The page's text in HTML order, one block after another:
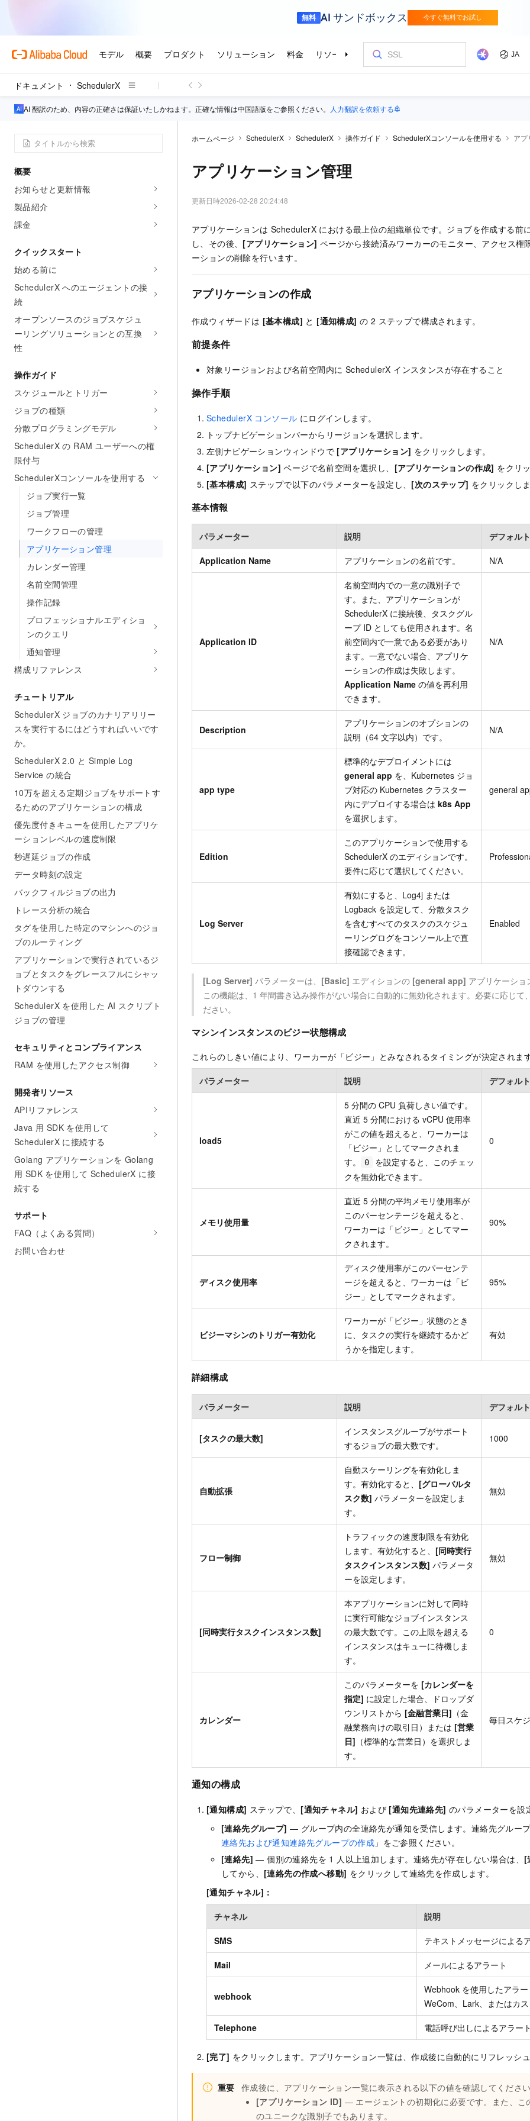
ドキュメント SchedulerX
AI 翻訳のため、内容の正確さは保証いたしかねます。正確な情報は中国語版をご参照ください。 人力翻訳を依頼する
概要
お知らせと更新情報
製品紹介
課金
クイックスタート
始める前に
SchedulerX へのエージェントの接
続
オープンソースのジョブスケジュ
ーリングソリューションとの互換
性
操作ガイド
スケジュールとトリガー
ジョブの種類
分散プログラミングモデル
SchedulerX の RAM ユーザーへの権
限付与
SchedulerXコンソールを使用する
ジョブ実行一覧
ジョブ管理
ワークフローの管理
アプリケーション管理
カレンダー管理
名前空間管理
操作記録
プロフェッショナルエディショ
ンのクエリ
通知管理
構成リファレンス
チュートリアル
SchedulerX ジョブのカナリアリリー
スを実行するにはどうすればいいです
か。
SchedulerX 2.0 と Simple Log
Service の統合
10万を超える定期ジョブをサポートす
るためのアプリケーションの構成
優先度付きキューを使用したアプリケ
ーションレベルの速度制限
秒遅延ジョブの作成
データ時刻の設定
バックフィルジョブの出力
トレース分析の統合
タグを使用した特定のマシンへのジョ
ブのルーティング
アプリケーションで実行されているジ
ョブとタスクをグレースフルにシャッ
トダウンする
SchedulerX を使用した AI スクリプト
ジョブの管理
セキュリティとコンプライアンス
RAM を使用したアクセス制御
開発者リソース
APIリファレンス
Java 用 SDK を使用して
SchedulerX に接続する
Golang アプリケーションを Golang
用 SDK を使用して SchedulerX に接
続する
サポート
FAQ（よくある質問）
お問い合わせ
ホームページ SchedulerX SchedulerX 操作ガイド SchedulerXコンソールを使用する アプ
アプリケーション管理
更新日時2026-02-28 20:24:48
アプリケーションは SchedulerX における最上位の組織単位です。ジョブを作成する前
し、その後、 [アプリケーション] ページから接続済みワーカーのモニター、アクセス権
ーションの削除を行います。
アプリケーションの作成
作成ウィザードは [基本構成] と [通知構成] の 2 ステップで構成されます。
前提条件
対象リージョンおよび名前空間内に SchedulerX インスタンスが存在すること
操作手順
SchedulerX コンソール にログインします。
トップナビゲーションバーからリージョンを選択します。
左側ナビゲーションウィンドウで [アプリケーション] をクリックします。
[アプリケーション] ページで名前空間を選択し、 [アプリケーションの作成] をクリ
[基本構成] ステップで以下のパラメーターを設定し、 [次のステップ] をクリックし
基本情報
パラメーター 説明 デフォルト
Application Name アプリケーションの名前です。 N/A
Application ID
名前空間内での一意の識別子で
す。また、アプリケーションが
SchedulerX に接続後、タスクグル
ープ ID としても使用されます。名
前空間内で一意である必要があり
ます。一意でない場合、アプリケ
ーションの作成は失敗します。
Application Name の値を再利用
できます。
N/A
Description
アプリケーションのオプションの
説明（64 文字以内）です。
N/A
app type
標準的なデプロイメントには
general app を、Kubernetes ジョ
ブ対応の Kubernetes クラスター
内にデプロイする場合は k8s App
を選択します。
general
Edition
このアプリケーションで使用する
SchedulerX のエディションです。
要件に応じて選択してください。
Log Server
有効にすると、Log4j または
Logback を設定して、分散タスク
を含むすべてのタスクのスケジュ
ーリングログをコンソール上で直
接確認できます。
Enabled
[Log Server] パラメーターは、 [Basic] エディションの [general app] アプリケーシ
この機能は、1 年間書き込み操作がない場合に自動的に無効化されます。必要に応じて
ださい。
マシンインスタンスのビジー状態構成
これらのしきい値により、ワーカーが「ビジー」とみなされるタイミングが決定されま
パラメーター 説明 デフォル
load5
5 分間の CPU 負荷しきい値です。
直近 5 分間における vCPU 使用率
がこの値を超えると、ワーカーは
「ビジー」としてマークされま
す。
0
を設定すると、このチェッ
クを無効化できます。
0
メモリ使用量
直近 5 分間の平均メモリ使用率が
このパーセンテージを超えると、
ワーカーは「ビジー」としてマー
クされます。
90%
ディスク使用率
ディスク使用率がこのパーセンテ
ージを超えると、ワーカーは「ビ
ジー」としてマークされます。
95%
ビジーマシンのトリガー有効化
ワーカーが「ビジー」状態のとき
に、タスクの実行を継続するかど
うかを指定します。
有効
詳細構成
パラメーター 説明 デフォルト
[タスクの最大数]
インスタンスグループがサポート
するジョブの最大数です。
1000
自動拡張
自動スケーリングを有効化しま
す。有効化すると、 [グローバルタ
スク数] パラメーターを設定しま
す。
無効
フロー制御
トラフィックの速度制限を有効化
します。有効化すると、 [同時実行
タスクインスタンス数] パラメータ
ーを設定します。
無効
[同時実行タスクインスタンス数]
本アプリケーションに対して同時
に実行可能なジョブインスタンス
の最大数です。この上限を超える
インスタンスはキューに待機しま
す。
0
カレンダー
このパラメーターを [カレンダーを
指定] に設定した場合、ドロップダ
ウンリストから [金融営業日] （金
融業務向けの取引日）または [営業
日] （標準的な営業日）を選択しま
す。
毎日スケ
通知の構成
[通知構成] ステップで、 [通知チャネル] および [通知先連絡先] のパラメーターを設
[連絡先グループ] — グループ内の全連絡先が通知を受信します。連絡先グルー
連絡先および通知連絡先グループの作成 」をご参照ください。
[連絡先] — 個別の連絡先を 1 人以上追加します。連絡先が存在しない場合は、 [
してから、 [連絡先の作成へ移動] をクリックして連絡先を作成します。
[通知チャネル]：
チャネル 説明
SMS テキストメッセージによる
Mail メールによるアラート
webhook
Webhook を使用したアラ
WeCom、Lark、またはカ
Telephone 電話呼び出しによるアラー
[完了] をクリックします。アプリケーション一覧は、作成後に自動的にリフレッシ
重要 作成後に、アプリケーション一覧に表示される以下の値を確認してくださ
[アプリケーション ID] — エージェントの初期化に必要です。また、こ
のユニークな識別子でもあります。